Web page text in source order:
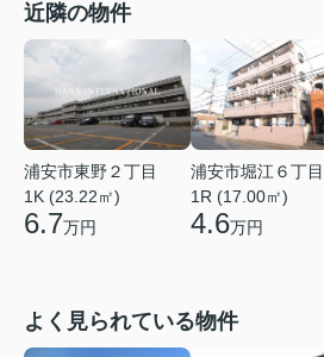
近隣の物件
浦安市東野２丁目
1K (23.22㎡)
6.7万円
浦安市堀江６丁目
1R (17.00㎡)
4.6万円
よく見られている物件